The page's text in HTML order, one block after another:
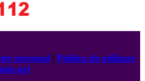
personal | Politica de utilizare
uri